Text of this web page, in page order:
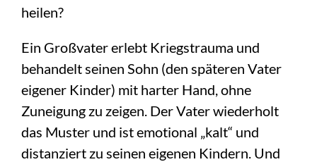
heilen?
Ein Großvater erlebt Kriegstrauma und
behandelt seinen Sohn (den späteren Vater
eigener Kinder) mit harter Hand, ohne
Zuneigung zu zeigen. Der Vater wiederholt
das Muster und ist emotional „kalt“ und
distanziert zu seinen eigenen Kindern. Und